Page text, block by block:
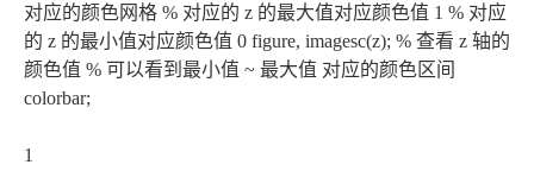
对应的颜色网格 % 对应的 z 的最大值对应颜色值 1 % 对应
的 z 的最小值对应颜色值 0 figure, imagesc(z); % 查看 z 轴的
颜色值 % 可以看到最小值 ~ 最大值 对应的颜色区间
colorbar;
1